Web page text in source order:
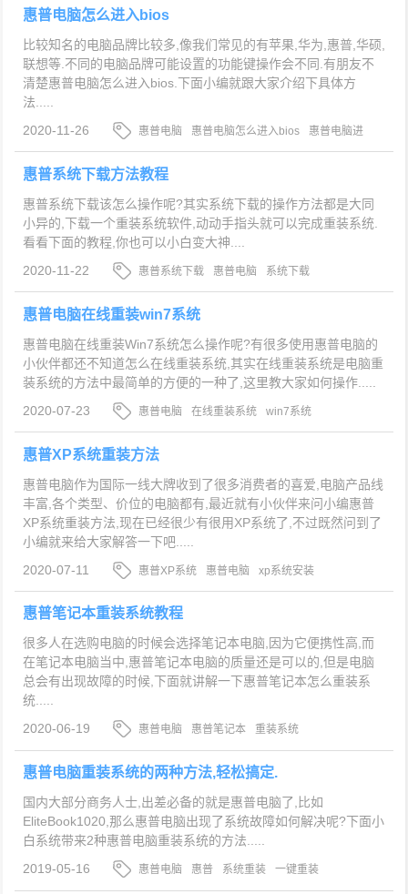
惠普电脑怎么进入bios
比较知名的电脑品牌比较多,像我们常见的有苹果,华为,惠普,华硕,
联想等.不同的电脑品牌可能设置的功能键操作会不同.有朋友不
清楚惠普电脑怎么进入bios.下面小编就跟大家介绍下具体方
法.....
2020-11-26
惠普电脑 惠普电脑怎么进入bios
惠普电脑进
入bios的方法
惠普系统下载方法教程
惠普系统下载该怎么操作呢?其实系统下载的操作方法都是大同
小异的,下载一个重装系统软件,动动手指头就可以完成重装系统.
看看下面的教程,你也可以小白变大神....
2020-11-22
惠普系统下载 惠普电脑 系统下载
惠普电脑在线重装win7系统
惠普电脑在线重装Win7系统怎么操作呢?有很多使用惠普电脑的
小伙伴都还不知道怎么在线重装系统,其实在线重装系统是电脑重
装系统的方法中最简单的方便的一种了,这里教大家如何操作.....
2020-07-23
惠普电脑 在线重装系统 win7系统
惠普XP系统重装方法
惠普电脑作为国际一线大牌收到了很多消费者的喜爱,电脑产品线
丰富,各个类型、价位的电脑都有,最近就有小伙伴来问小编惠普
XP系统重装方法,现在已经很少有很用XP系统了,不过既然问到了
小编就来给大家解答一下吧.....
2020-07-11
惠普XP系统 惠普电脑 xp系统安装
惠普笔记本重装系统教程
很多人在选购电脑的时候会选择笔记本电脑,因为它便携性高,而
在笔记本电脑当中,惠普笔记本电脑的质量还是可以的,但是电脑
总会有出现故障的时候,下面就讲解一下惠普笔记本怎么重装系
统.....
2020-06-19
惠普电脑 惠普笔记本 重装系统
惠普电脑重装系统的两种方法,轻松搞定.
国内大部分商务人士,出差必备的就是惠普电脑了,比如
EliteBook1020,那么惠普电脑出现了系统故障如何解决呢?下面小
白系统带来2种惠普电脑重装系统的方法.....
2019-05-16
惠普电脑 惠普 系统重装 一键重装